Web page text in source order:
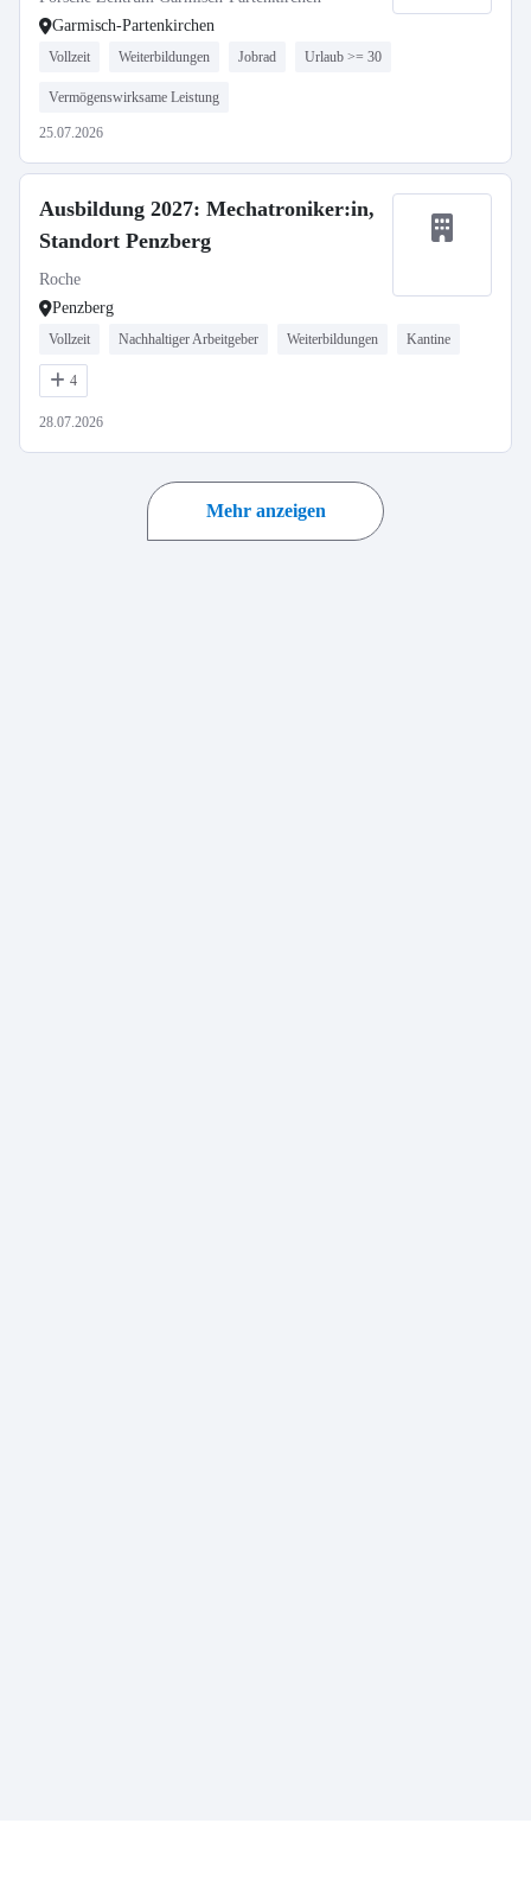
Garmisch-Partenkirchen
Vollzeit Weiterbildungen Jobrad Urlaub >= 30
Vermögenswirksame Leistung
25.07.2026
Ausbildung 2027: Mechatroniker:in,
Standort Penzberg
Roche
Penzberg
Vollzeit Nachhaltiger Arbeitgeber Weiterbildungen Kantine
4
28.07.2026
Mehr anzeigen